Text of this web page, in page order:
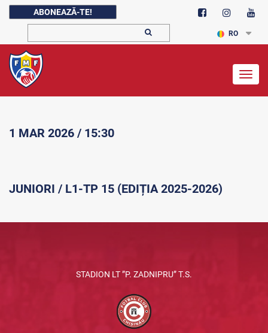
ABONEAZĂ-TE!
RO
1 MAR 2026 / 15:30
JUNIORI / L1-TP 15 (EDIȚIA 2025-2026)
STADION LT ”P. ZADNIPRU” T.S.